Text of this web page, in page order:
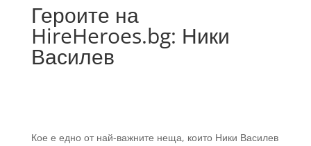
Героите на
HireHeroes.bg: Ники
Василев
Кое е едно от най-важните неща, които Ники Василев